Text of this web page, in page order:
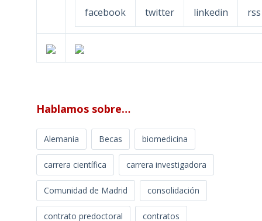
facebook twitter linkedin rss
Hablamos sobre…
Alemania Becas biomedicina
carrera científica carrera investigadora
Comunidad de Madrid consolidación
contrato predoctoral contratos